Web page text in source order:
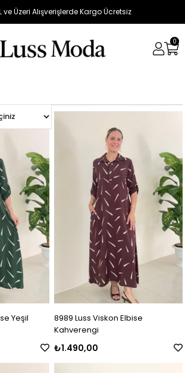
ve Üzeri Alışverişlerde Kargo Ücretsiz
0
Yeşil
8989 Luss Viskon Elbise
Kahverengi
₺1.490,00